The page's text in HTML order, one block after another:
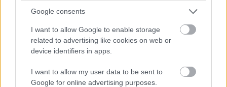
Google consents
I want to allow Google to enable storage
related to advertising like cookies on web or
device identifiers in apps.
I want to allow my user data to be sent to
Google for online advertising purposes.